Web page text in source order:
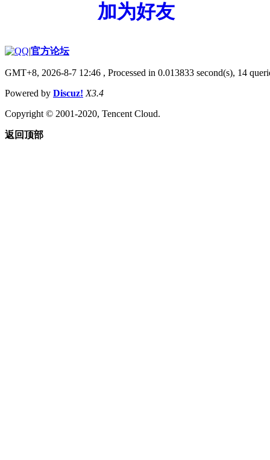
加为好友
|官方论坛
GMT+8, 2026-8-7 12:46 , Processed in 0.013833 second(s), 14
Powered by Discuz! X3.4
Copyright © 2001-2020, Tencent Cloud.
返回顶部